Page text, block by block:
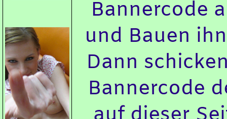
Bannercode
und Bauen
Dann
Bannercode